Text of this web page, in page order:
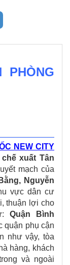
PHÒNG
NEW CITY
xuất Tân
mạch của
Nguyễn
vực dân cư
thuận lợi cho
Quận Bình
quận phụ cận
như vậy, tòa
hàng, khách
và ngoài